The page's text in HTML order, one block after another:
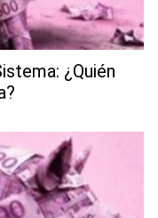
¿Quién